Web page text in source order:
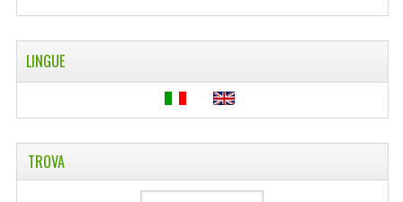
PINTEREST
TUMBLR
SCAMBIO LINKS
LINGUE
TROVA